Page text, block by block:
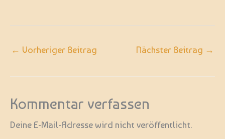
← Vorheriger Beitrag Nächster Beitrag →
Kommentar verfassen
Deine E-Mail-Adresse wird nicht veröffentlicht.